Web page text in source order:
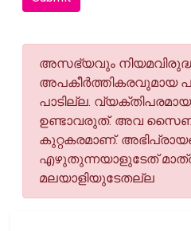
അസഭ്യവും
അപകീര്‍ത്തികരവുമായ
പാടില്ല.
ഉണ്ടാവരുത്. അവ
കുറ്റകരമാണ്.
എഴുതുന്നയാളുടേത്
മലയാളിയുടേതല്ല